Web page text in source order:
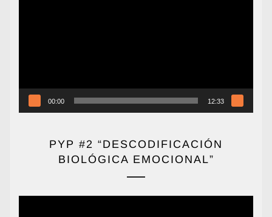
00:00 12:33
PYP #2 “DESCODIFICACIÓN
BIOLÓGICA EMOCIONAL”